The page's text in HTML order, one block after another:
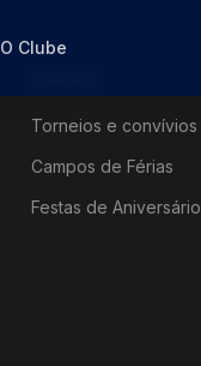
O Clube
Torneios e convívios
Campos de Férias
Festas de Aniversário